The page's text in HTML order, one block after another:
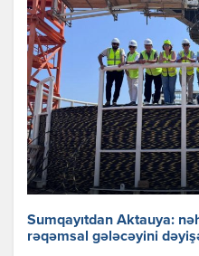
Sumqayıtdan Aktauya:
rəqəmsal gələcəyini